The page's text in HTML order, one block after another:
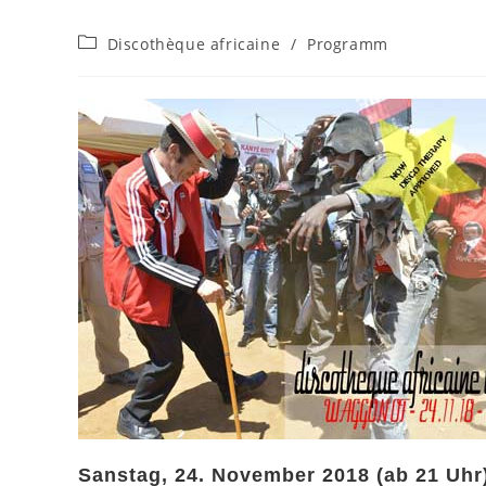
Beitrags-
Discothèque africaine / Programm
Sanstag, 24. November 2018 (ab 21